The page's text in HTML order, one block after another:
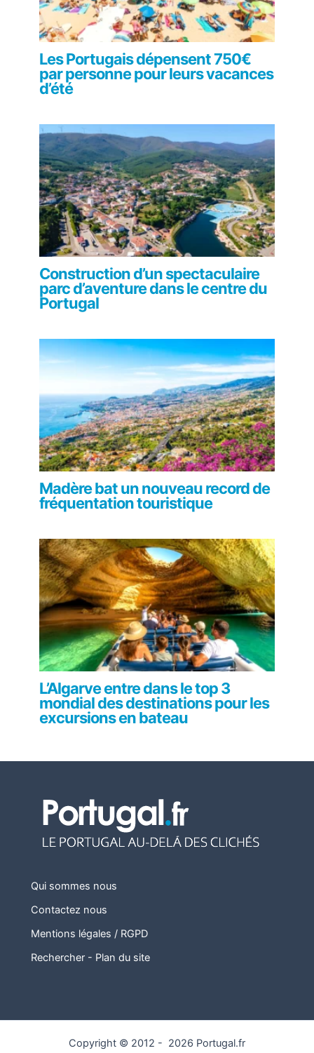
Les Portugais dépensent 750€
par personne pour leurs vacances
d’été
Construction d’un spectaculaire
parc d’aventure dans le centre du
Portugal
Madère bat un nouveau record de
fréquentation touristique
L’Algarve entre dans le top 3
mondial des destinations pour les
excursions en bateau
Qui sommes nous
Contactez nous
Mentions légales / RGPD
Rechercher- Plan du site
Copyright © 2012 - 2026 Portugal.fr